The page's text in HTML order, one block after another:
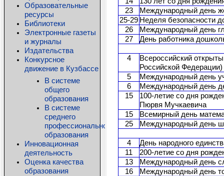
Образовательные
ресурсы
Библиотеки
Электронные газеты
и журналы
Издательства
Конкурсное
движение в Кузбассе
В системе
общего
образования
В системе
среднего
профессионального
образования
Инновационная
деятельность
Оценка качества
образования
23
Международный день
25-29 Неделя безопасности
26
Международный день
27
День работника
4
Всероссийский
Российской Федерации)
5
Международный день
6
Международный день
15
100-летие со дня
Пюрвя Мучкаевича
15
Всемирный день
25
Международный день
4
День народного
11
200-летие со дня
13
Международный день
16
Международный день